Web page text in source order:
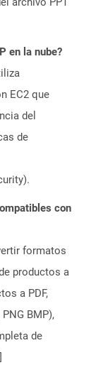
en la nube?
EC2 que
del
de
con
formatos
productos a
a PDF,
PNG BMP),
de